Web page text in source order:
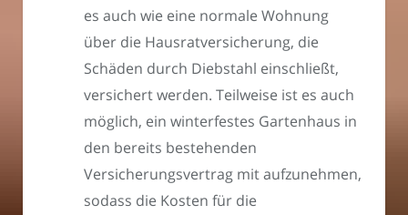
es auch wie eine normale Wohnung
über die Hausratversicherung, die
Schäden durch Diebstahl einschließt,
versichert werden. Teilweise ist es auch
möglich, ein winterfestes Gartenhaus in
den bereits bestehenden
Versicherungsvertrag mit aufzunehmen,
sodass die Kosten für die